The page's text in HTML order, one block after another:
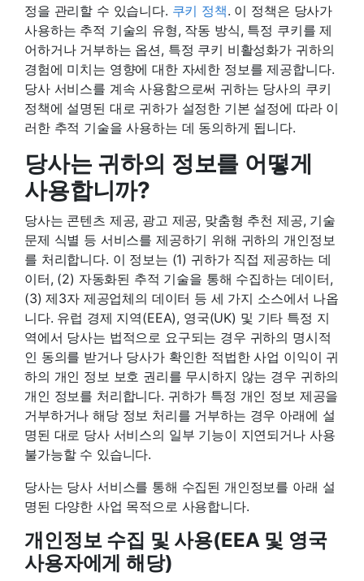
정을 관리할 수 있습니다. 쿠키 정책. 이 정책은 당사가
사용하는 추적 기술의 유형, 작동 방식, 특정 쿠키를 제
어하거나 거부하는 옵션, 특정 쿠키 비활성화가 귀하의
경험에 미치는 영향에 대한 자세한 정보를 제공합니다.
당사 서비스를 계속 사용함으로써 귀하는 당사의 쿠키
정책에 설명된 대로 귀하가 설정한 기본 설정에 따라 이
러한 추적 기술을 사용하는 데 동의하게 됩니다.
당사는 귀하의 정보를 어떻게
사용합니까?
당사는 콘텐츠 제공, 광고 제공, 맞춤형 추천 제공, 기술
문제 식별 등 서비스를 제공하기 위해 귀하의 개인정보
를 처리합니다. 이 정보는 (1) 귀하가 직접 제공하는 데
이터, (2) 자동화된 추적 기술을 통해 수집하는 데이터,
(3) 제3자 제공업체의 데이터 등 세 가지 소스에서 나옵
니다. 유럽 ​​경제 지역(EEA), 영국(UK) 및 기타 특정 지
역에서 당사는 법적으로 요구되는 경우 귀하의 명시적
인 동의를 받거나 당사가 확인한 적법한 사업 이익이 귀
하의 개인 정보 보호 권리를 무시하지 않는 경우 귀하의
개인 정보를 처리합니다. 귀하가 특정 개인 정보 제공을
거부하거나 해당 정보 처리를 거부하는 경우 아래에 설
명된 대로 당사 서비스의 일부 기능이 지연되거나 사용
불가능할 수 있습니다.
당사는 당사 서비스를 통해 수집된 개인정보를 아래 설
명된 다양한 사업 목적으로 사용합니다.
개인정보 수집 및 사용(EEA 및 영국
사용자에게 해당)